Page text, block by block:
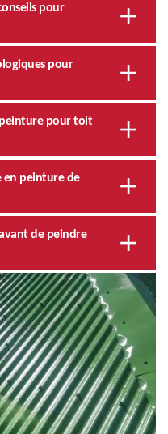
pour
pour
pour toit
en peinture de
de peindre